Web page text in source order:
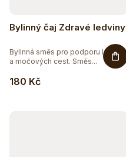
Bylinný čaj Zdravé ledviny
180 Kč
Bylinná směs pro podporu ledvin
a močových cest. Směs...